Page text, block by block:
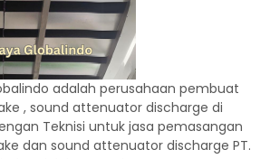
adalah perusahaan pembuat
, sound attenuator discharge di
Teknisi untuk jasa pemasangan
dan sound attenuator discharge PT.